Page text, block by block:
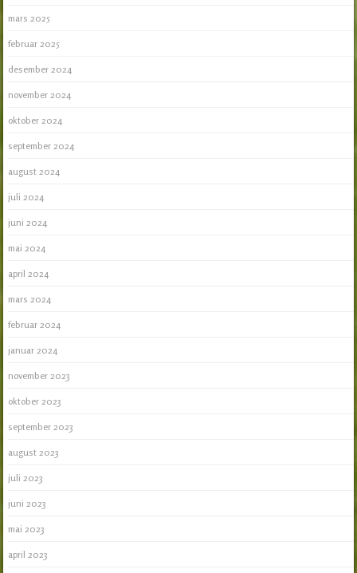
mars 2025
februar 2025
desember 2024
november 2024
oktober 2024
september 2024
august 2024
juli 2024
juni 2024
mai 2024
april 2024
mars 2024
februar 2024
januar 2024
november 2023
oktober 2023
september 2023
august 2023
juli 2023
juni 2023
mai 2023
april 2023